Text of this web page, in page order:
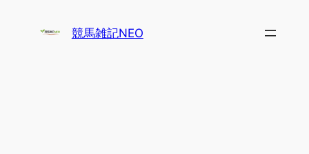
競馬雑記NEO